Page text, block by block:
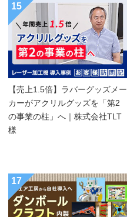
15
【売上1.5倍】ラバーグッズメー
カーがアクリルグッズを「第2
の事業の柱」へ｜株式会社TLT
様
17